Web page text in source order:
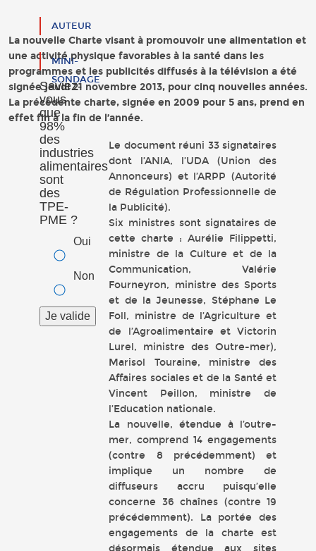
La nouvelle Charte visant à promouvoir une alimentation et
une activité physique favorables à la santé dans les
programmes et les publicités diffusés à la télévision a été
signée jeudi 21 novembre 2013, pour cinq nouvelles années.
La précédente charte, signée en 2009 pour 5 ans, prend en
effet fin à la fin de l’année.
AUTEUR
MINI-
SONDAGE
Saviez-
vous
que
98%
des
industries
alimentaires
sont
des
TPE-
PME ?
Oui
Non
Le document réuni 33 signataires
dont l’ANIA, l’UDA (Union des
Annonceurs) et l’ARPP (Autorité
de Régulation Professionnelle de
la Publicité).
Six ministres sont signataires de
cette charte : Aurélie Filippetti,
ministre de la Culture et de la
Communication, Valérie
Fourneyron, ministre des Sports
et de la Jeunesse, Stéphane Le
Foll, ministre de l’Agriculture et
de l’Agroalimentaire et Victorin
Lurel, ministre des Outre-mer),
Marisol Touraine, ministre des
Affaires sociales et de la Santé et
Vincent Peillon, ministre de
l’Education nationale.
La nouvelle, étendue à l’outre-
mer, comprend 14 engagements
(contre 8 précédemment) et
implique un nombre de
diffuseurs accru puisqu’elle
concerne 36 chaînes (contre 19
précédemment). La portée des
engagements de la charte est
désormais étendue aux sites